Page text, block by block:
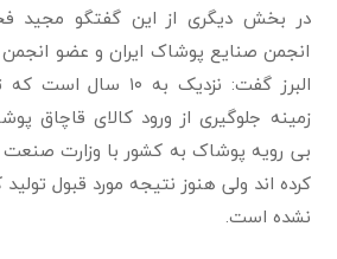
در بخش دیگری از این گفتگو مجید
انجمن صنایع پوشاک ایران و عضو
البرز گفت: نزدیک به
زمینه جلوگیری از ورود کالای قاچاق
بی رویه پوشاک به کشور با وزارت صنعت
کرده اند ولی هنوز نتیجه مورد قبول
نشده است.